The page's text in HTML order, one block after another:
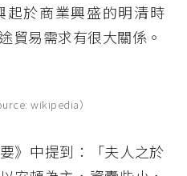
起於商業興盛的明清時
貿易需求有很大關係。
wikipedia）
》中提到：「夫人之於